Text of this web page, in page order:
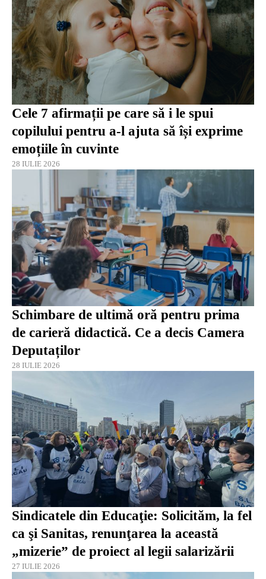
Cele 7 afirmații pe care să i le spui
copilului pentru a-l ajuta să își exprime
emoțiile în cuvinte
28 IULIE 2026
Schimbare de ultimă oră pentru prima
de carieră didactică. Ce a decis Camera
Deputaților
28 IULIE 2026
Sindicatele din Educaţie: Solicităm, la fel
ca şi Sanitas, renunţarea la această
„mizerie” de proiect al legii salarizării
27 IULIE 2026